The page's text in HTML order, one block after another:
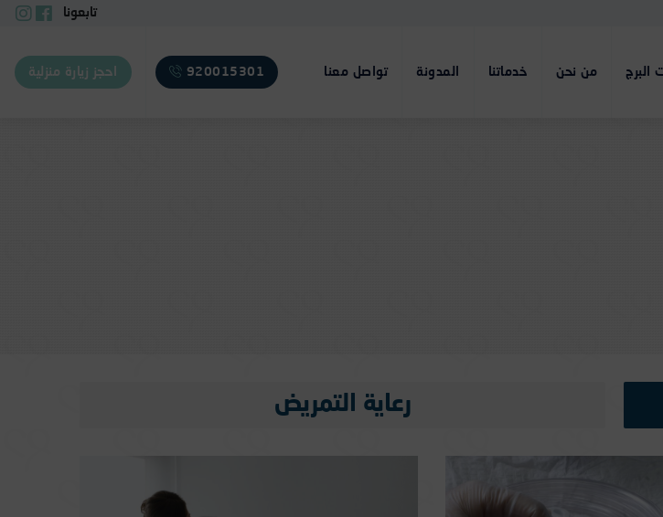
تابعونا
البرج من نحن خدماتنا المدونة تواصل معنا 920015301 احجز زيارة منزلية
رعاية التمريض